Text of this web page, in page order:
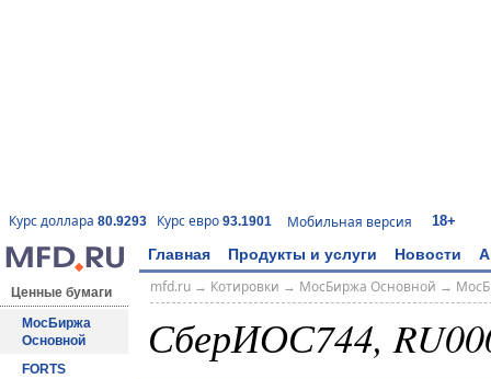
Курс доллара 80.9293 Курс евро 93.1901 Мобильная версия 18+
Главная Продукты и услуги Новости
Ценные бумаги
МосБиржа
Основной
FORTS
mfd.ru→ Котировки → МосБиржа Основной →
СберИОС744,